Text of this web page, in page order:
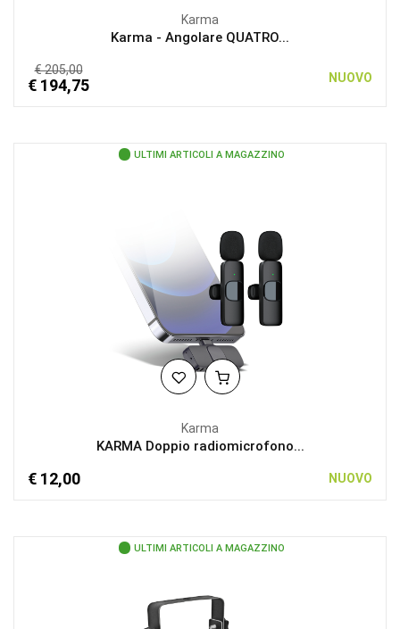
Karma
Karma - Angolare QUATRO...
€ 205,00
€ 194,75 NUOVO
ULTIMI ARTICOLI A MAGAZZINO
Karma
KARMA Doppio radiomicrofono...
€ 12,00 NUOVO
ULTIMI ARTICOLI A MAGAZZINO